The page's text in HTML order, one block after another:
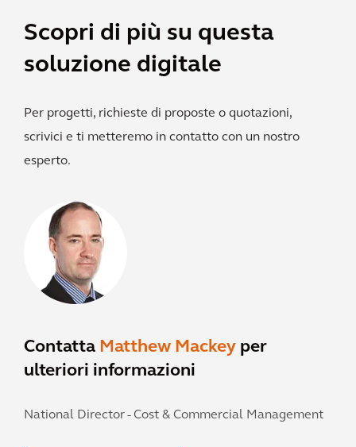
Scopri di più su questa
soluzione digitale
Per progetti, richieste di proposte o quotazioni,
scrivici e ti metteremo in contatto con un nostro
esperto.
Contatta Matthew Mackey per
ulteriori informazioni
National Director - Cost & Commercial Management